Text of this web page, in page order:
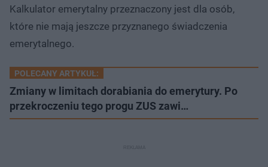
Kalkulator emerytalny przeznaczony jest dla osób,
które nie mają jeszcze przyznanego świadczenia
emerytalnego.
POLECANY ARTYKUŁ:
Zmiany w limitach dorabiania do emerytury. Po
przekroczeniu tego progu ZUS zawi…